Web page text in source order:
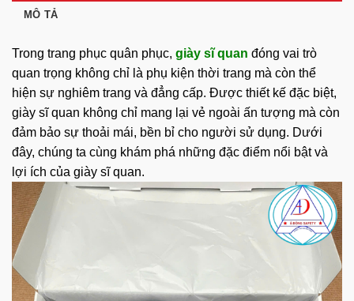
MÔ TẢ
Trong trang phục quân phục, giày sĩ quan đóng vai trò
quan trọng không chỉ là phụ kiện thời trang mà còn thể
hiện sự nghiêm trang và đẳng cấp. Được thiết kế đặc biệt,
giày sĩ quan không chỉ mang lại vẻ ngoài ấn tượng mà còn
đảm bảo sự thoải mái, bền bỉ cho người sử dụng. Dưới
đây, chúng ta cùng khám phá những đặc điểm nổi bật và
lợi ích của giày sĩ quan.